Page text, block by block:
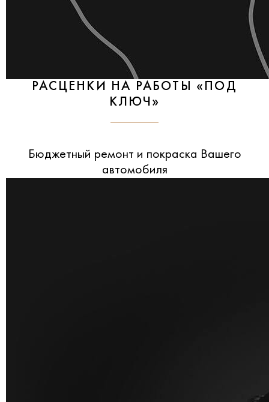
РАСЦЕНКИ НА РАБОТЫ «ПОД
КЛЮЧ»
Бюджетный ремонт и покраска Вашего
автомобиля